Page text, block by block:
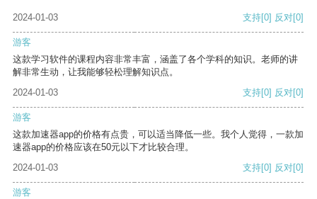
2024-01-03 支持[0] 反对[0]
游客
这款学习软件的课程内容非常丰富，涵盖了各个学科的知识。老师的讲
解非常生动，让我能够轻松理解知识点。
2024-01-03
支持[0] 反对[0]
游客
这款加速器app的价格有点贵，可以适当降低一些。我个人觉得，一款加
速器app的价格应该在50元以下才比较合理。
2024-01-03
支持[0] 反对[0]
游客